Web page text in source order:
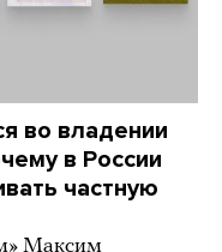
во владении
в России
частную
Максим